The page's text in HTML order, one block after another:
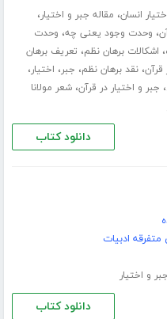
انسان، مقاله جبر و اختیار،
، وحدت وجود یعنی چه، وحدت
، اشکالات برهان نظم، تعریف برهان
قرآن،نقد برهان نظم، جبر، اختیار،
، جبر و اختیار در قرآن،شعر مولانا
دانلود کتاب
ادبیات
جبر و اختیار
دانلود کتاب